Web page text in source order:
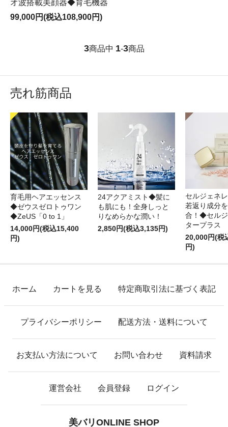
オ波搭載美顔器◆育毛機器
99,000円(税込108,900円)
3商品中 1-3商品
売れ筋商品
育毛用ヘアエッセンス
◆ゼウスゼロトゥワン
◆ZeUS「0 to 1」
14,000円(税込15,400
円)
24アクアミスト◆髪に
も肌にも！全身しっと
りなめらかな潤い！
2,850円(税込3,135円)
セルジェネ
若返り成分
合！◆セル
タープラス
20,000円(税
円)
ホーム カートを見る 特定商取引法に基づく表記
プライバシーポリシー 配送方法・送料について
お支払い方法について お問い合わせ 資料請求
運営会社 会員登録 ログイン
美バリONLINE SHOP